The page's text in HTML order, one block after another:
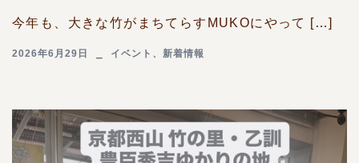
今年も、大きな竹がまちてらすMUKOにやって […]
2026年6月29日 イベント 、 新着情報